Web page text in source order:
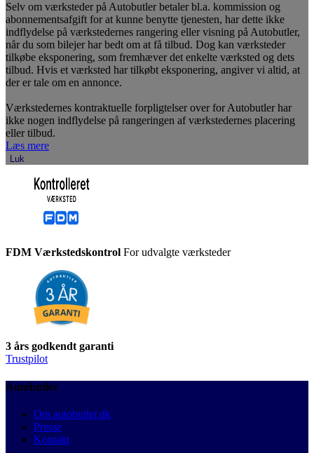
Selv om værksteder på Autobutler betaler bl.a. kommission og
abonnementsafgift for at kunne benytte tjenesten, har dette ikke
indflydelse på værkstedernes rangering eller visning på Autobutler,
når du som bilejer har bedt om at få tilbud. Dog kan værksteder
tilkøbe eksponering, som fremhæver det enkelte værksted og dets
tilbud. Hvis et værksted har tilkøbt eksponering, angiver vi altid, at
der er tale om en annonce.
Værkstedernes kontraktuelle forpligtelser over for Autobutler har
ikke nogen indflydelse på rangeringen af værkstedernes placering
eller tilbud.
Læs mere
Luk
FDM Værkstedskontrol For udvalgte værksteder
3 års godkendt garanti
Trustpilot
Autobutler
Om autobutler.dk
Presse
Kontakt